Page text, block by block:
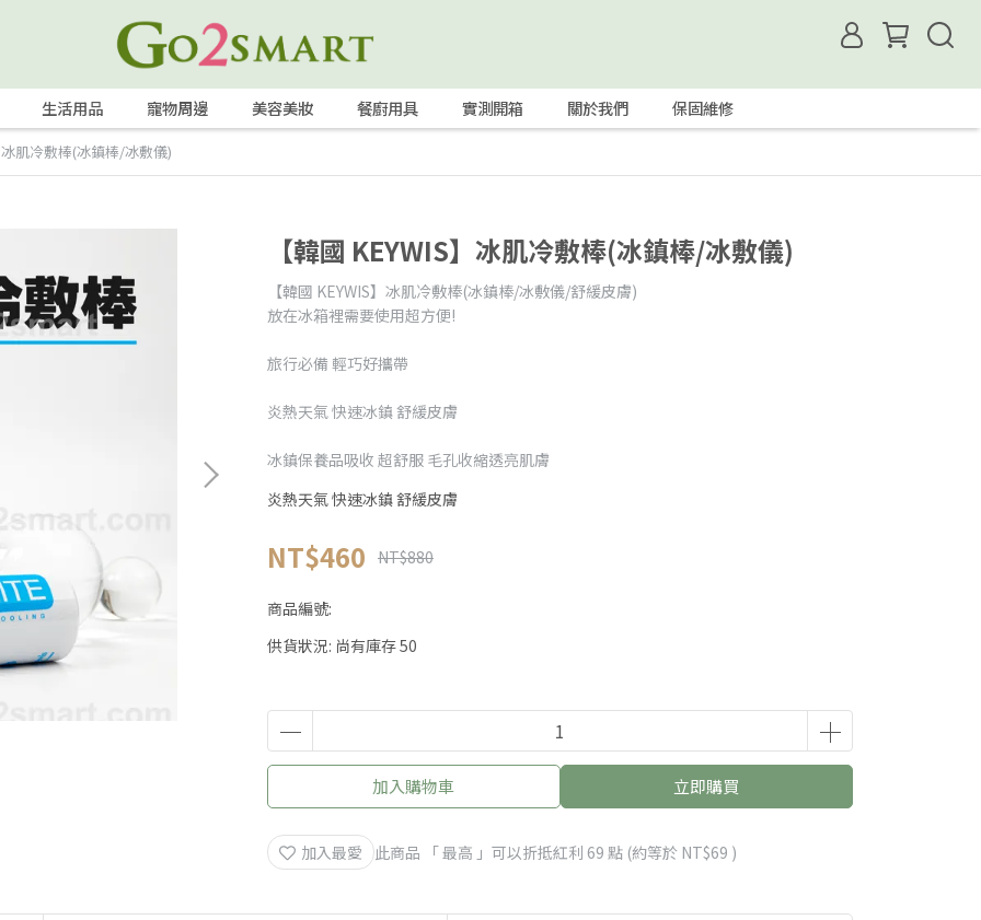
生活用品 寵物周邊 美容美妝 餐廚用具 實測開箱 關於我們 保固維修
肌冷敷棒(冰鎮棒/冰敷儀)
【韓國 KEYWIS】冰肌冷敷棒(冰鎮棒/冰敷儀)
【韓國 KEYWIS】冰肌冷敷棒(冰鎮棒/冰敷儀/舒緩皮膚)
放在冰箱裡需要使用超方便!
旅行必備 輕巧好攜帶
炎熱天氣 快速冰鎮 舒緩皮膚
冰鎮保養品吸收 超舒服 毛孔收縮透亮肌膚
炎熱天氣 快速冰鎮 舒緩皮膚
NT$460 NT$880
商品編號:
供貨狀況: 尚有庫存 50
加入購物車 立即購買
加入最愛 此商品 「 最高 」可以折抵紅利 69 點 (約等於 NT$69 )